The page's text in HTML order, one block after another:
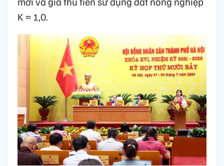
K = 1,0.